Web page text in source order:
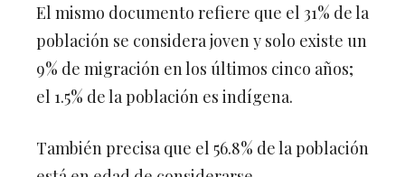
El mismo documento refiere que el 31% de la
población se considera joven y solo existe un
9% de migración en los últimos cinco años;
el 1.5% de la población es indígena.
También precisa que el 56.8% de la población